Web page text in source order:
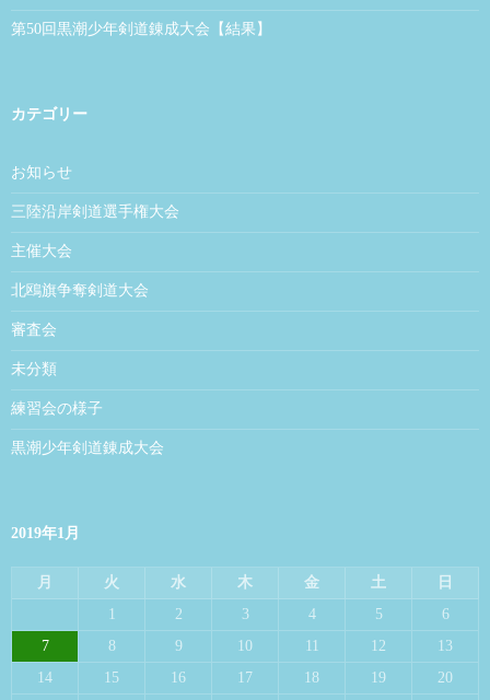
第50回黒潮少年剣道錬成大会【結果】
カテゴリー
お知らせ
三陸沿岸剣道選手権大会
主催大会
北鴎旗争奪剣道大会
審査会
未分類
練習会の様子
黒潮少年剣道錬成大会
2019年1月
月 火 水 木 金 土 日
1 2 3 4 5
6
7
8 9 10 11 12
13
14
15 16 17 18 19
20